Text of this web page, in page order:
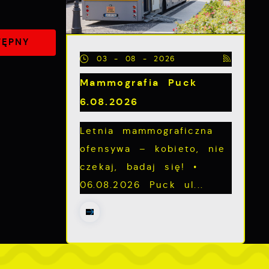
03 - 08 - 2026
Mammografia Puck
6.08.2026
Letnia mammograficzna
ofensywa – kobieto, nie
czekaj, badaj się! •
06.08.2026 Puck ul...